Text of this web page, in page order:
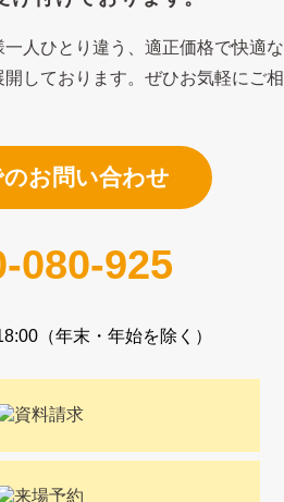
人ひとり違う、適正価格で快適な
開しております。ぜひお気軽にご相
お問い合わせ
080-925
（年末・年始を除く）